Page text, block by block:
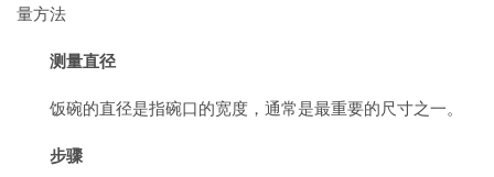
量方法
测量直径
饭碗的直径是指碗口的宽度，通常是最重要的尺寸之一。
步骤